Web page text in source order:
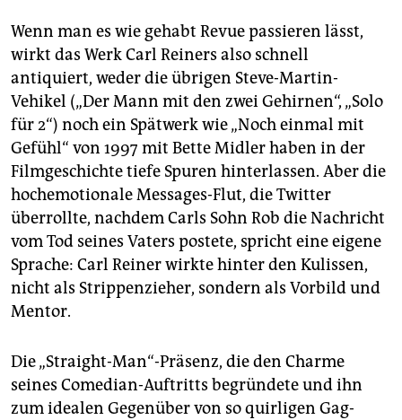
Wenn man es wie gehabt Revue passieren lässt,
wirkt das Werk Carl Reiners also schnell
antiquiert, weder die übrigen Steve-Martin-
Vehikel („Der Mann mit den zwei Gehirnen“, „Solo
für 2“) noch ein Spätwerk wie „Noch einmal mit
Gefühl“ von 1997 mit Bette Midler haben in der
Filmgeschichte tiefe Spuren hinterlassen. Aber die
hoch­emotionale Messages-Flut, die Twitter
überrollte, nachdem Carls Sohn Rob die Nachricht
vom Tod seines Vaters postete, spricht eine eigene
Sprache: Carl Reiner wirkte hinter den Kulissen,
nicht als Strippenzieher, sondern als Vorbild und
Mentor.
Die „Straight-Man“-Präsenz, die den Charme
seines Comedian-Auftritts begründete und ihn
zum idealen Gegenüber von so quirligen Gag-